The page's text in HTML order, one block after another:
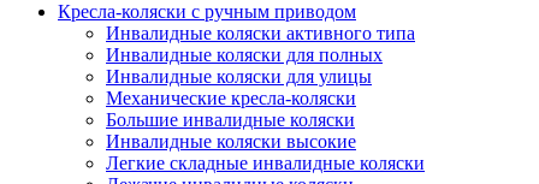
Кресла-коляски с ручным приводом
Инвалидные коляски активного типа
Инвалидные коляски для полных
Инвалидные коляски для улицы
Механические кресла-коляски
Большие инвалидные коляски
Инвалидные коляски высокие
Легкие складные инвалидные коляски